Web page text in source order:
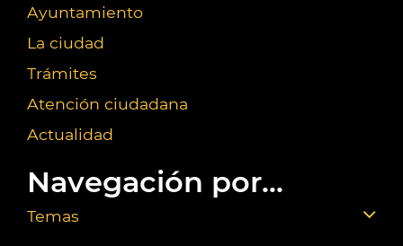
Ayuntamiento
La ciudad
Trámites
Atención ciudadana
Actualidad
Navegación por...
Temas